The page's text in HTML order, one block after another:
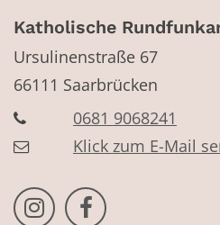
Katholische
Ursulinenstraße 67
66111 Saarbrücken
0681 9068241
Klick zum E-Mail
Bistum Trier auf
Bistum Trier